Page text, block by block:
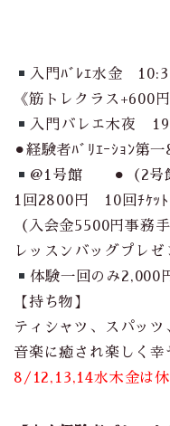
入門ﾊﾞﾚｴ水金
《筋トレクラス+600
入門バレエ木夜
⚫︎経験者ﾊﾞﾘｴｰｼｮﾝ第
@1号館 ⚫︎（2号
1回2800円 10回ﾁｹｯﾄ
（入会金5500円事務
レッスンバッグプレゼ
体験一回のみ2,000
【持ち物】
ティシャツ、スパッツ
音楽に癒され楽しく
8/12,13,14水木金は